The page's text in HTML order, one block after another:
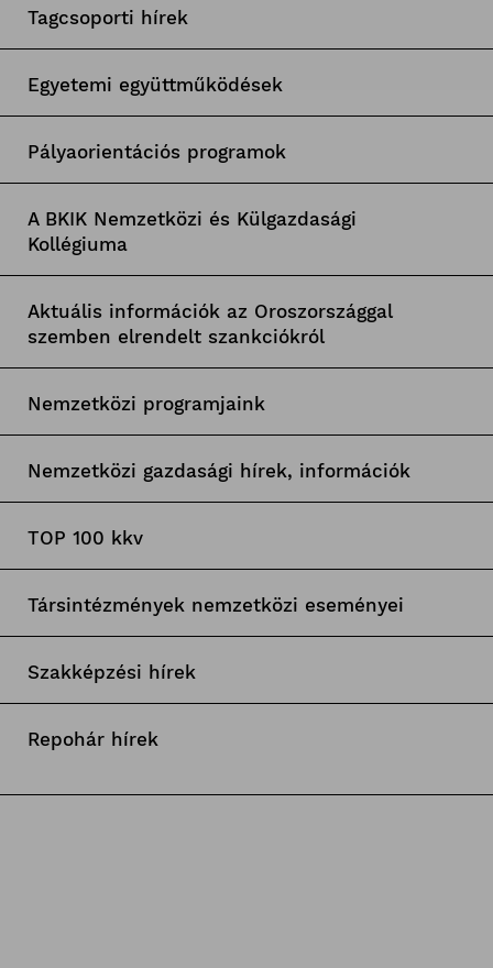
Tagcsoporti hírek
Egyetemi együttműködések
Pályaorientációs programok
A BKIK Nemzetközi és Külgazdasági
Kollégiuma
Aktuális információk az Oroszországgal
szemben elrendelt szankciókról
Nemzetközi programjaink
Nemzetközi gazdasági hírek, információk
TOP 100 kkv
Társintézmények nemzetközi eseményei
Szakképzési hírek
Repohár hírek